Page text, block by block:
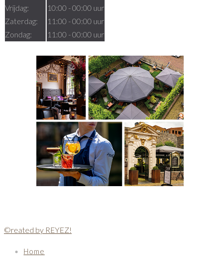
Vrijdag:
Zaterdag:
Zondag:
10:00 - 00:00 uur
11:00 - 00:00 uur
11:00 - 00:00 uur
©reated by REYEZ!
Home